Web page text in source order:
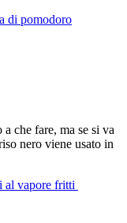
di pomodoro
che fare, ma se si va
nero viene usato in
al vapore fritti